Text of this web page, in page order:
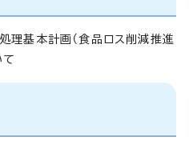
処理基本計画（食品ロス削減推進
て